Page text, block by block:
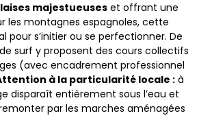
majestueuses et offrant une
les montagnes espagnoles, cette
pour s’initier ou se perfectionner. De
surf y proposent des cours collectifs
(avec encadrement professionnel
à la particularité locale : à
disparaît entièrement sous l’eau et
par les marches aménagées